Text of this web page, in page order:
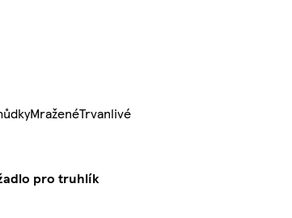
MraženéTrvanlivé
pro truhlík